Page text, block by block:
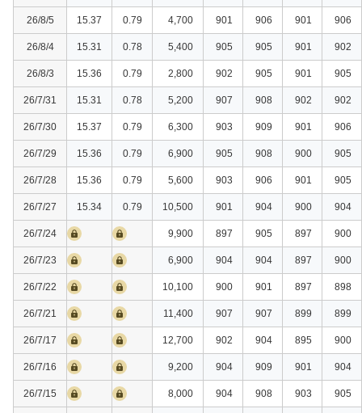
26/8/5 15.37 0.79 4,700 901 906 901 906
26/8/4 15.31 0.78 5,400 905 905 901 902
26/8/3 15.36 0.79 2,800 902 905 901 905
26/7/31 15.31 0.78 5,200 907 908 902 902
26/7/30 15.37 0.79 6,300 903 909 901 906
26/7/29 15.36 0.79 6,900 905 908 900 905
26/7/28 15.36 0.79 5,600 903 906 901 905
26/7/27 15.34 0.79 10,500 901 904 900 904
26/7/24 9,900 897 905 897 900
26/7/23 6,900 904 904 897 900
26/7/22 10,100 900 901 897 898
26/7/21 11,400 907 907 899 899
26/7/17 12,700 902 904 895 900
26/7/16 9,200 904 909 901 904
26/7/15 8,000 904 908 903 905